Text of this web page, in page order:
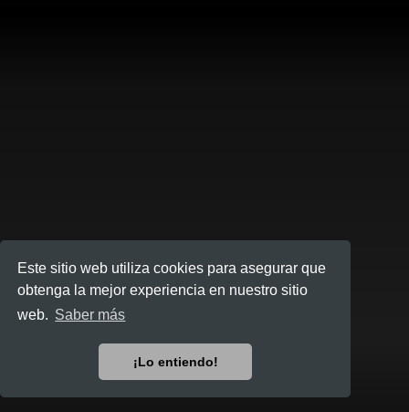
Este sitio web utiliza cookies para asegurar que
obtenga la mejor experiencia en nuestro sitio
web. Saber más
¡Lo entiendo!